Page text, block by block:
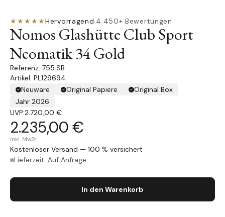
★★★★★Hervorragend·4.450+ Bewertungen
Nomos Glashütte Club Sport
Neomatik 34 Gold
755.SB
Artikel: PL129694
Neuware
Original Papiere
Original Box
Jahr 2026
UVP:2.720,00 €
2.235,00 €
inkl. MwSt.
Kostenloser Versand — 100 % versichert
Lieferzeit: Auf Anfrage
In den Warenkorb